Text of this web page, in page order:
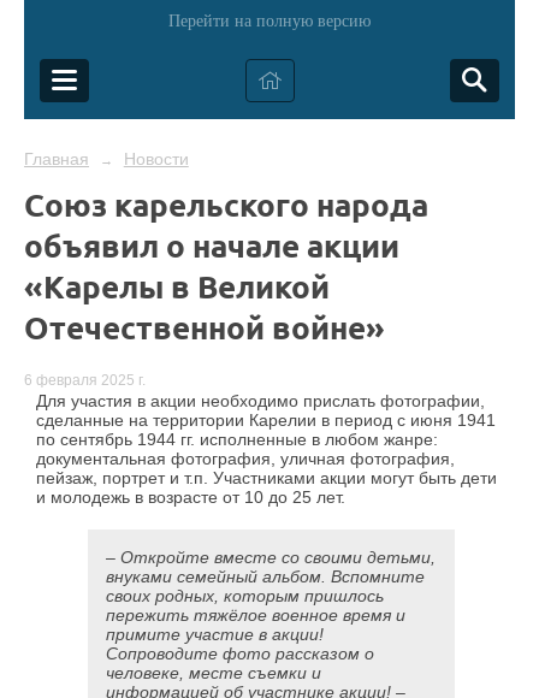
Перейти на полную версию
Главная → Новости
Союз карельского народа
объявил о начале акции
«Карелы в Великой
Отечественной войне»
6 февраля 2025 г.
Для участия в акции необходимо прислать фотографии,
сделанные на территории Карелии в период с июня 1941
по сентябрь 1944 гг. исполненные в любом жанре:
документальная фотография, уличная фотография,
пейзаж, портрет и т.п. Участниками акции могут быть дети
и молодежь в возрасте от 10 до 25 лет.
– Откройте вместе со своими детьми,
внуками семейный альбом. Вспомните
своих родных, которым пришлось
пережить тяжёлое военное время и
примите участие в акции!
Сопроводите фото рассказом о
человеке, месте съемки и
информацией об участнике акции! –